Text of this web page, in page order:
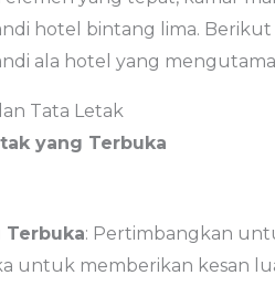
hotel bintang lima.
ala hotel yang
Tata Letak
yang Terbuka
Terbuka: Pertimbangkan
untuk memberikan kesan